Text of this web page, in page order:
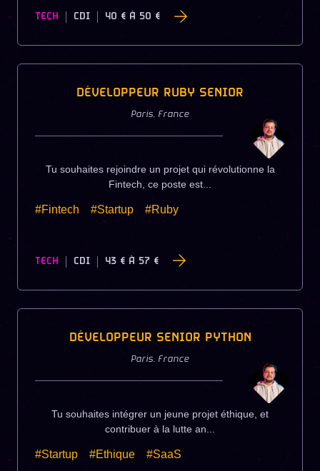
TECH CDI 40 € À 50 €
DÉVELOPPEUR RUBY SENIOR
Paris, France
Tu souhaites rejoindre un projet qui révolutionne la
Fintech, ce poste est...
#Fintech #Startup #Ruby
TECH CDI 43 € À 57 €
DÉVELOPPEUR SENIOR PYTHON
Paris, France
Tu souhaites intégrer un jeune projet éthique, et
contribuer à la lutte an...
#Startup #Ethique #SaaS